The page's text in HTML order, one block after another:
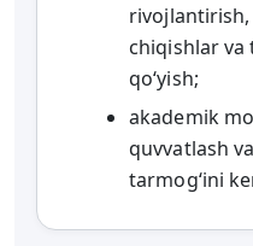
rivojlantirish,
chiqishlar va
qo‘yish;
akademik
quvvatlash
tarmog‘ini